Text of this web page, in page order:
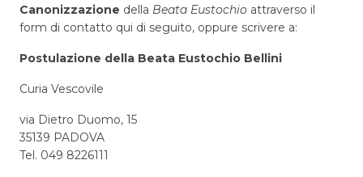
Canonizzazione della Beata Eustochio attraverso il
form di contatto qui di seguito, oppure scrivere a:
Postulazione della Beata Eustochio Bellini
Curia Vescovile
via Dietro Duomo, 15
35139 PADOVA
Tel. 049 8226111